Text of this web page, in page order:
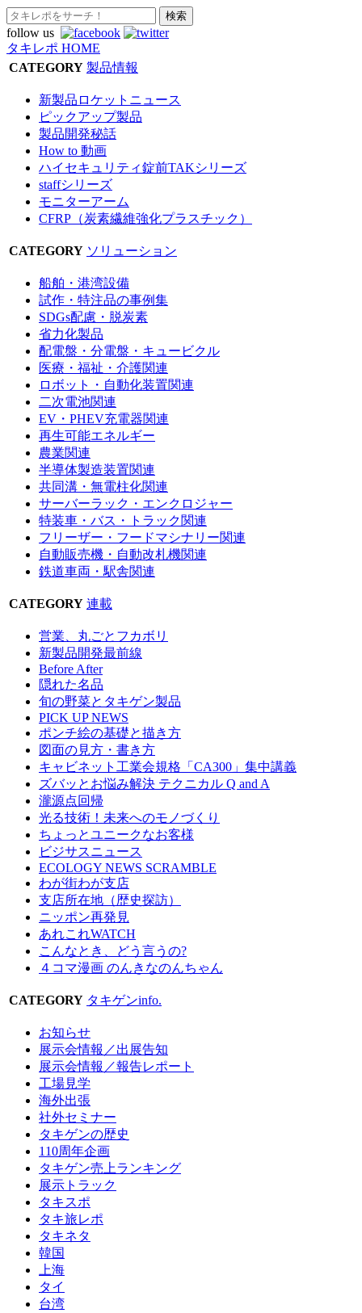
follow us
タキレポ HOME
CATEGORY 製品情報
新製品ロケットニュース
ピックアップ製品
製品開発秘話
How to 動画
ハイセキュリティ錠前TAKシリーズ
staffシリーズ
モニターアーム
CFRP（炭素繊維強化プラスチック）
CATEGORY ソリューション
船舶・港湾設備
試作・特注品の事例集
SDGs配慮・脱炭素
省力化製品
配電盤・分電盤・キュービクル
医療・福祉・介護関連
ロボット・自動化装置関連
二次電池関連
EV・PHEV充電器関連
再生可能エネルギー
農業関連
半導体製造装置関連
共同溝・無電柱化関連
サーバーラック・エンクロジャー
特装車・バス・トラック関連
フリーザー・フードマシナリー関連
自動販売機・自動改札機関連
鉄道車両・駅舎関連
CATEGORY 連載
営業、丸ごとフカボリ
新製品開発最前線
Before After
隠れた名品
旬の野菜とタキゲン製品
PICK UP NEWS
ポンチ絵の基礎と描き方
図面の見方・書き方
キャビネット工業会規格「CA300」集中講義
ズバッとお悩み解決 テクニカル Q and A
瀧源点回帰
光る技術！未来へのモノづくり
ちょっとユニークなお客様
ビジサスニュース
ECOLOGY NEWS SCRAMBLE
わが街わが支店
支店所在地（歴史探訪）
ニッポン再発見
あれこれWATCH
こんなとき、どう言うの?
４コマ漫画 のんきなのんちゃん
CATEGORY タキゲンinfo.
お知らせ
展示会情報／出展告知
展示会情報／報告レポート
工場見学
海外出張
社外セミナー
タキゲンの歴史
110周年企画
タキゲン売上ランキング
展示トラック
タキスポ
タキ旅レポ
タキネタ
韓国
上海
タイ
台湾